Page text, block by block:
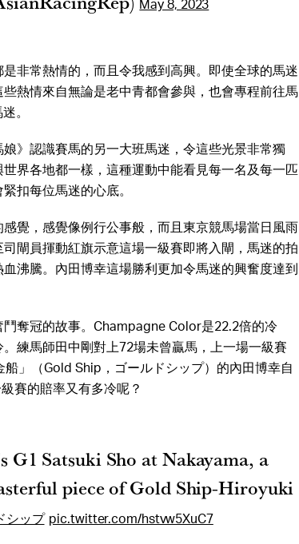
May 8, 2023
非常熱情的，而且令我感到高興。即使全球的馬迷
熱情來自無論是老中青都會參與，也會專程前往馬
。
》認識賽馬的另一大班馬迷，令這些光景非常獨
界各地都一樣，這種運動中能看見每一名及每一匹
扣每位馬迷的心底。
覺，感覺像例行公事般，而且東京競馬場當日風雨
閘員揮動紅旗示意這場一級賽即將入閘，馬迷的拍
沸騰。內田博幸這場勝利更加令馬迷的興奮度達到
奪冠的故事。Champagne Color是22.2倍的冷
練馬師田中剛對上72場未曾贏馬，上一場一級賽
」（Gold Ship，ゴールドシップ）的內田博幸自
賽的賠率又有多冷呢？
G1 Satsuki Sho at Nakayama, a
piece of Gold Ship-Hiroyuki
シップ pic.twitter.com/hstvw5XuC7